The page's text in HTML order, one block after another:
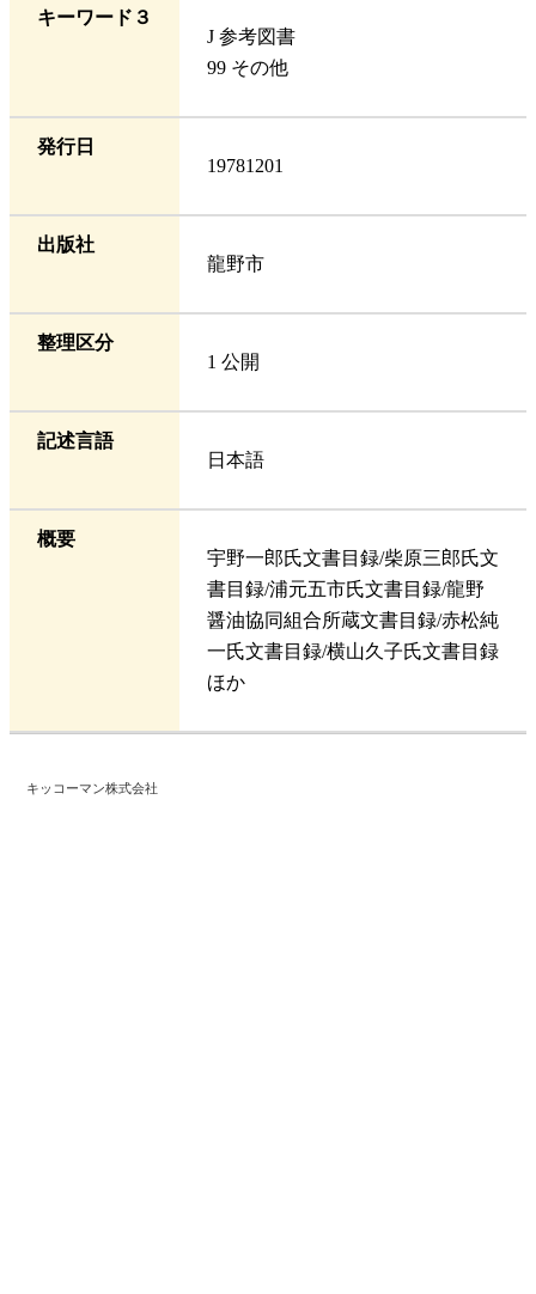
キーワード３
J 参考図書
99 その他
発行日
19781201
出版社
龍野市
整理区分
1 公開
記述言語
日本語
概要
宇野一郎氏文書目録/柴原三郎氏文
書目録/浦元五市氏文書目録/龍野
醤油協同組合所蔵文書目録/赤松純
一氏文書目録/横山久子氏文書目録
ほか
キッコーマン株式会社